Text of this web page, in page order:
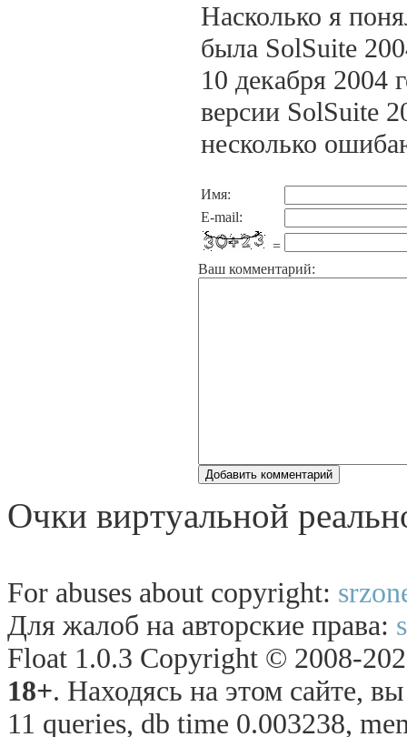
Насколько я
была SolSuite
10 декабря 2004
версии SolSuite
несколько
Имя:
E-mail:
=
Ваш комментарий:
Очки виpтyальной
For abuses about copyright:
Для жалоб на авторские права:
Float 1.0.3 Copyright © 2008-
18+. Находясь на этом сайте,
11 queries, db time 0.003238,